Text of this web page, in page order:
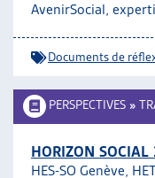
AvenirSocial,
Documents de
PERSPECTIVES »
HORIZON
HES-SO Genève,